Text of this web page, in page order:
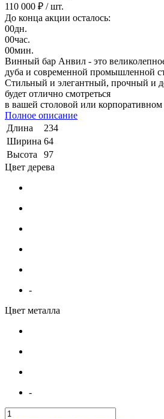
110 000 ₽ / шт.
До конца акции осталось:
00дн.
00час.
00мин.
Винный бар Анвил - это
дуба и современной промышленной
Стильный и элегантный, прочный и
будет отлично смотреться
в вашей столовой или корпоративном
Полное описание
Длина
234
Ширина 64
Высота
97
Цвет дерева
-
Цвет металла
-